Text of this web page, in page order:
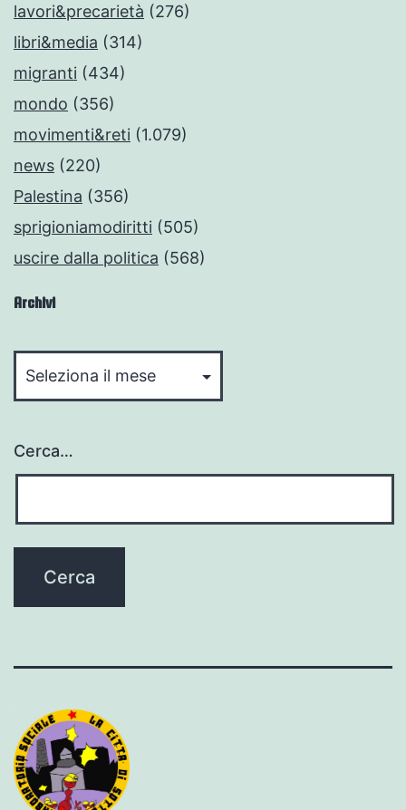
lavori&precarietà (276)
libri&media (314)
migranti (434)
mondo (356)
movimenti&reti (1.079)
news (220)
Palestina (356)
sprigioniamodiritti (505)
uscire dalla politica (568)
Archivi
Cerca…